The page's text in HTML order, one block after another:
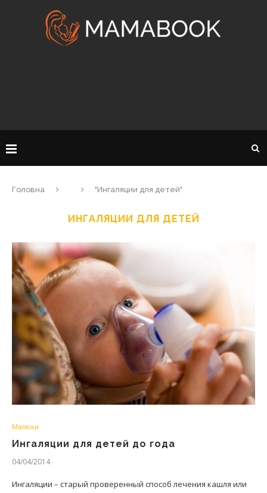
Головна "Ингаляции для детей"
ИНГАЛЯЦИИ ДЛЯ ДЕТЕЙ
Малюки
Ингаляции для детей до года
04/04/2014
Ингаляции – старый проверенный способ лечения кашля или